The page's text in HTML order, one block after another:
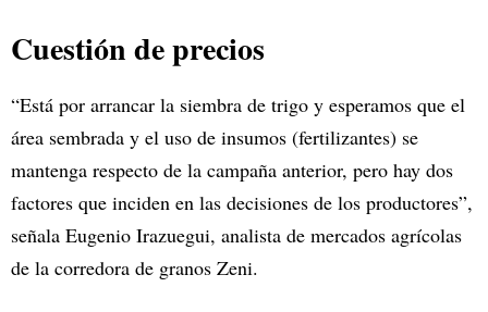
Cuestión de precios
“Está por arrancar la siembra de trigo y esperamos que el
área sembrada y el uso de insumos (fertilizantes) se
mantenga respecto de la campaña anterior, pero hay dos
factores que inciden en las decisiones de los productores”,
señala Eugenio Irazuegui, analista de mercados agrícolas
de la corredora de granos Zeni.